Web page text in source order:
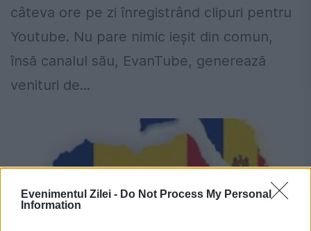
Evenimentul Zilei - Do Not Process My Personal
Information
câteva ore pe zi înregistrând clipuri pentru
Youtube. Nu pare nimic ieşit din comun,
însă canalul său, EvanTube, generează
venituri de...